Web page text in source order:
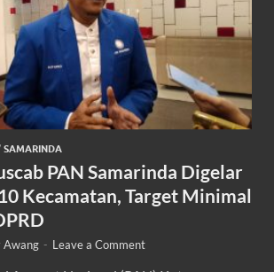
SAMARINDA
PAN Samarinda Digelar
Kecamatan, Target Minimal
Awang - Leave a Comment